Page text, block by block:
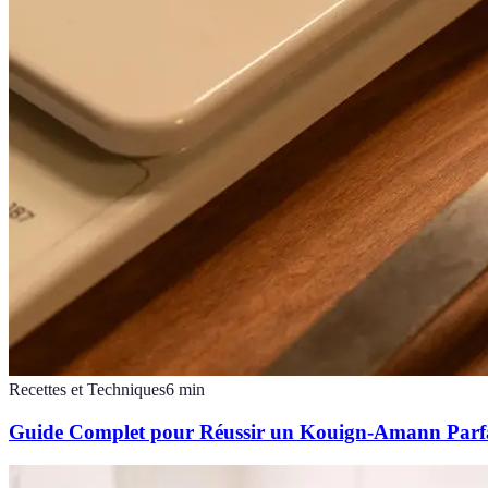
Recettes et Techniques6 min
Guide Complet pour Réussir un Kouign-Amann